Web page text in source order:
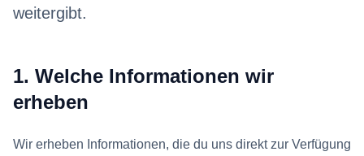
weitergibt.
1. Welche Informationen wir
erheben
Wir erheben Informationen, die du uns direkt zur Verfügung